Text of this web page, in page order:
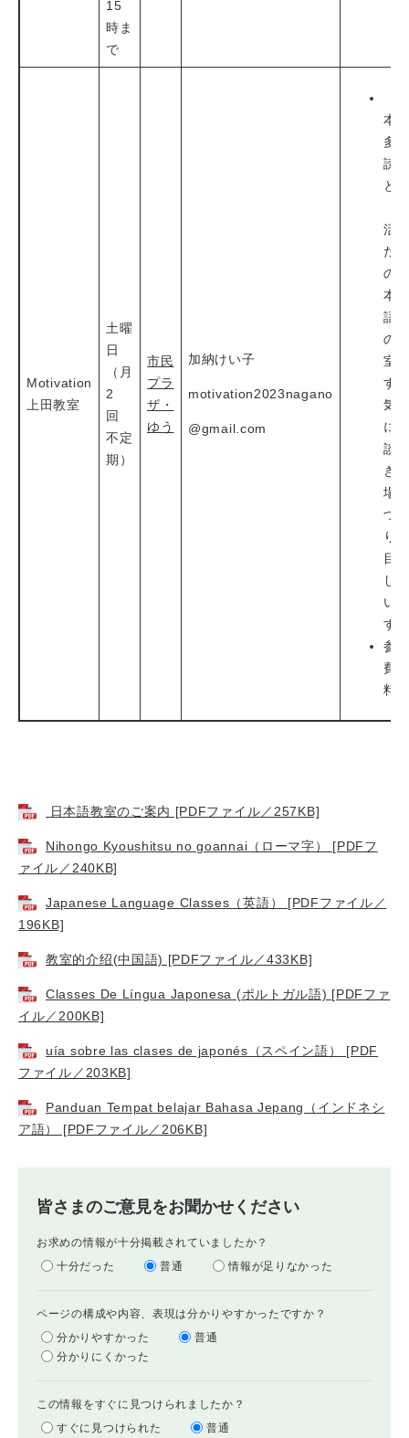
15
時ま
で
Motivation
上田教室
土曜
日
（月
2
回
不定
期）
市民
プラ
ザ・
ゆう
加納けい子
motivation2023nagano
@gmail.com
本
多
読
と
活
た
の
本
語
の
室
す
気
に
談
き
場
づ
り
目
し
い
す
参
費
料
日本語教室のご案内 [PDFファイル／257KB]
Nihongo Kyoushitsu no goannai（ローマ字） [PDFフ
ァイル／240KB]
Japanese Language Classes（英語） [PDFファイル／
196KB]
教室的介绍(中国語) [PDFファイル／433KB]
Classes De Língua Japonesa (ポルトガル語) [PDFファ
イル／200KB]
uía sobre las clases de japonés（スペイン語） [PDF
ファイル／203KB]
Panduan Tempat belajar Bahasa Jepang（インドネシ
ア語） [PDFファイル／206KB]
皆さまのご意見をお聞かせください
お求めの情報が十分掲載されていましたか？
十分だった
普通 情報が足りなかった
ページの構成や内容、表現は分かりやすかったですか？
分かりやすかった
普通
分かりにくかった
この情報をすぐに見つけられましたか？
すぐに見つけられた
普通